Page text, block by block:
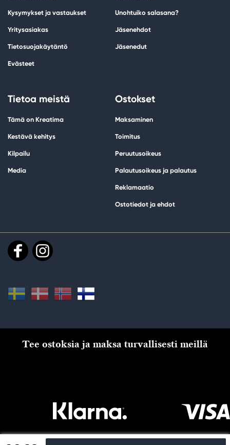
Kysymykset ja vastaukset
Yritysasiakas
Tietosuojakäytäntö
Evästeet
Unohtuiko salasana?
Jäsenehdot
Jäsenedut
Tietoa meistä
Tämä on Kreatima
Kestävä kehitys
Kilpailu
Media
Ostokset
Maksaminen
Toimitus
Peruutusoikeus
Palautusoikeus ja palautus
Reklamaatio
Ostotiedot ja ehdot
Tee ostoksia ja maksa turvallisesti meillä